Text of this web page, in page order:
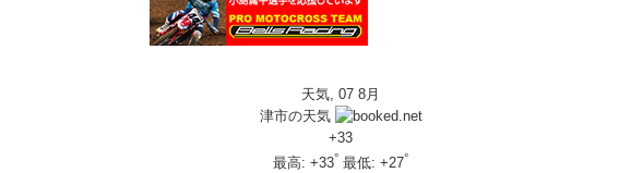
もツーリングを楽しめるのか検証してみた｜Honda ゴールドウイング
ホンダヒート】
50th ANNIVERSARY」を 受注期間限定で発売
CB750HORNET CB650R E-Clutch
天気, 07 8月
津市の天気
+33
最高: +33° 最低: +27°